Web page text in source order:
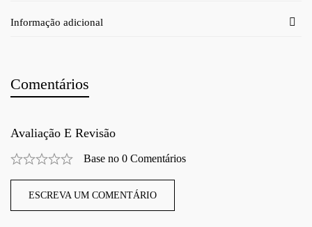
Informação adicional
Comentários
Avaliação E Revisão
Base no 0 Comentários
ESCREVA UM COMENTÁRIO